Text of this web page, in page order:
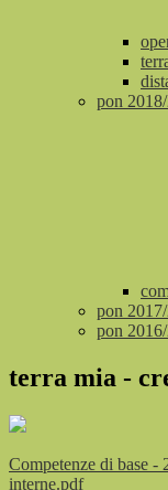
pon
pon
pon
terra mia -
Competenze di base
interne.pdf